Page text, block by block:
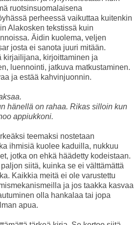
ruotsinsuomalaisena
perheessä vaikuttaa kuitenkin
Alakosken tekstissä kuin
Äidin kuolema, veljen
josta ei sanota juuri mitään.
kirjailijana, kirjoittaminen ja
luennointi, jatkuva matkustaminen.
ja estää kahvinjuonnin.
hänellä on rahaa. Rikas silloin kun
appiukkoni.
teemaksi nostetaan
ihmisiä kuolee kaduilla, nukkuu
jotka on ehkä häädetty kodeistaan.
siitä, kuinka se ei välttämättä
Kaikkia meitä ei ole varustettu
ja jos taakka kasvaa
olla hankalaa tai jopa
apua.